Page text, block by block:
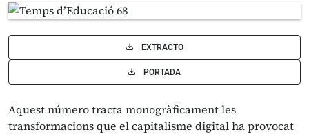
EXTRACTO
PORTADA
Aquest número tracta monogràficament les
transformacions que el capitalisme digital ha provocat